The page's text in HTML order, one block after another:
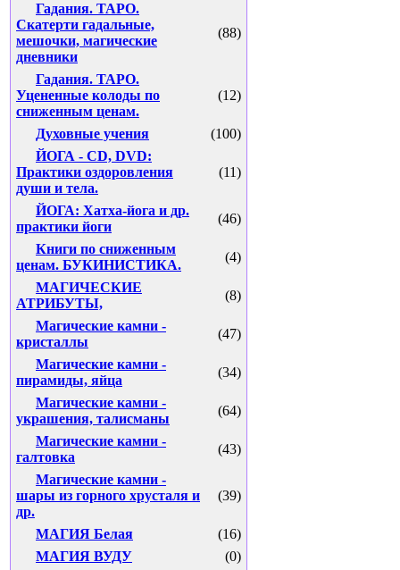
Гадания. ТАРО.
Скатерти гадальные,
мешочки, магические
дневники
(88)
Гадания. ТАРО.
Уцененные колоды по
сниженным ценам.
(12)
Духовные учения
(100)
ЙОГА - CD, DVD:
Практики оздоровления
души и тела.
(11)
ЙОГА: Хатха-йога и др.
практики йоги
(46)
Книги по сниженным
ценам. БУКИНИСТИКА.
(4)
МАГИЧЕСКИЕ
АТРИБУТЫ,
(8)
Магические камни -
кристаллы
(47)
Магические камни -
пирамиды, яйца
(34)
Магические камни -
украшения, талисманы
(64)
Магические камни -
галтовка
(43)
Магические камни -
шары из горного хрусталя и
др.
(39)
МАГИЯ Белая
(16)
МАГИЯ ВУДУ
(0)